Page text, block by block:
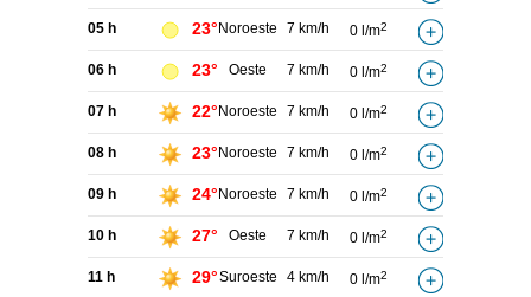
05 h 23° Noroeste 7 km/h 0 l/m2
06 h 23° Oeste 7 km/h 0 l/m2
07 h 22° Noroeste 7 km/h 0 l/m2
08 h 23° Noroeste 7 km/h 0 l/m2
09 h 24° Noroeste 7 km/h 0 l/m2
10 h 27° Oeste 7 km/h 0 l/m2
11 h 29°Suroeste 4 km/h 0 l/m2